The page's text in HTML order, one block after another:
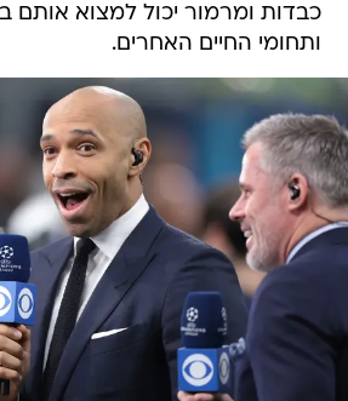
כבדות ומרמור יכול למצוא אותם
ותחומי החיים האחרים.